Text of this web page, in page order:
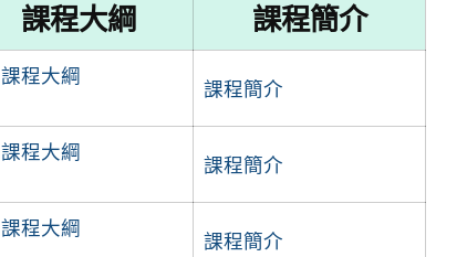
課程大綱 課程簡介
課程大綱
課程簡介
課程大綱
課程簡介
課程大綱
課程簡介